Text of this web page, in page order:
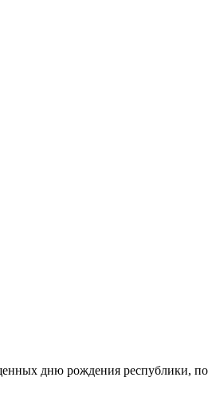
дню рождения республики,